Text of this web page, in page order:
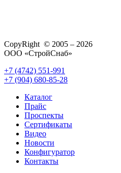
CopyRight © 2005 – 2026
ООО «СтройСнаб»
+7 (4742) 551-991
+7 (904) 680-85-28
Каталог
Прайс
Проспекты
Сертификаты
Видео
Новости
Конфигуратор
Контакты